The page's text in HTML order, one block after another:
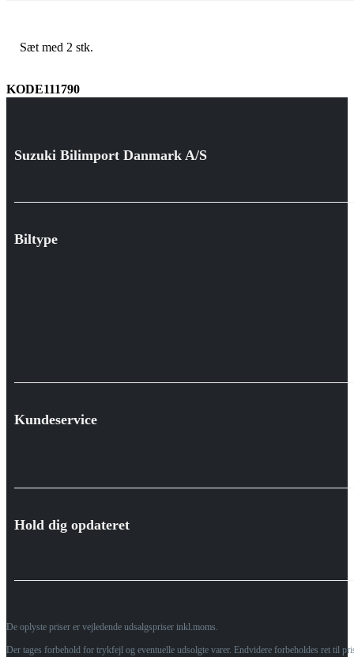
Sæt med 2 stk.
KODE111790
Suzuki Bilimport Danmark A/S
Biltype
Kundeservice
Hold dig opdateret
De oplyste priser er vejledende udsalgspriser inkl.moms.
Der tages forbehold for trykfejl og eventuelle udsolgte varer. Endvidere forbeholdes ret til